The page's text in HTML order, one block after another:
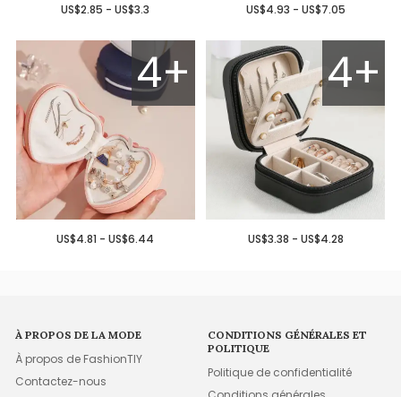
US$2.85 - US$3.3 US$4.93 - US$7.05
4+
US$4.81 - US$6.44
4+
US$3.38 - US$4.28
À PROPOS DE LA MODE
À propos de FashionTIY
Contactez-nous
CONDITIONS GÉNÉRALES ET
POLITIQUE
Politique de confidentialité